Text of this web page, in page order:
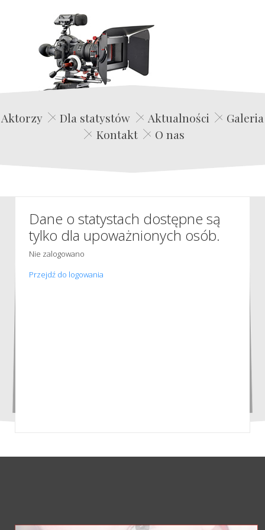
Edwin Film Agencja Aktorska
Aktorzy Dla statystów Aktualności
Galeria
Kontakt
O nas
Dane o statystach dostępne są
tylko dla upoważnionych osób.
Nie zalogowano
Przejdź do logowania